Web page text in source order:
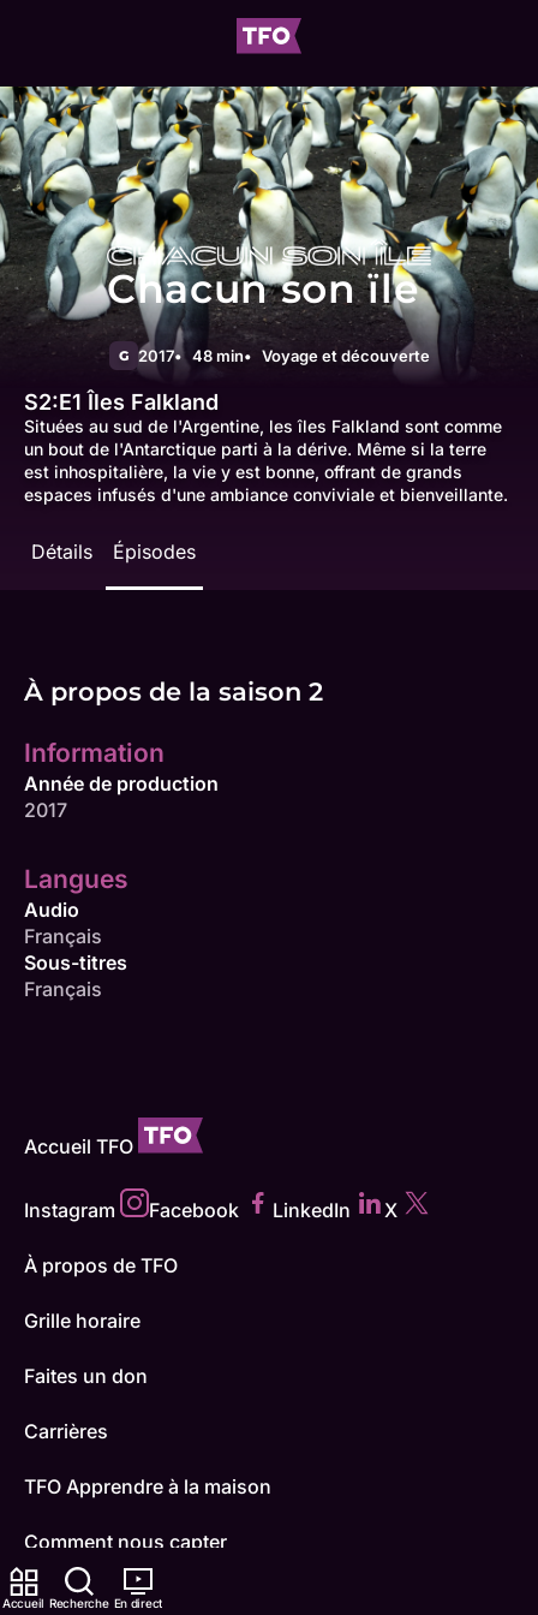
Accueil Recherche En direct
Chacun son ïle
G 2017 48 min Voyage et découverte
S2:E1 Îles Falkland
Situées au sud de l'Argentine, les îles Falkland sont comme
un bout de l'Antarctique parti à la dérive. Même si la terre
est inhospitalière, la vie y est bonne, offrant de grands
espaces infusés d'une ambiance conviviale et bienveillante.
Détails Épisodes
À propos de la saison 2
Information
Année de production
2017
Langues
Audio
Français
Sous-titres
Français
Accueil TFO
Instagram Facebook LinkedIn X
À propos de TFO
Grille horaire
Faites un don
Carrières
TFO Apprendre à la maison
Comment nous capter
Contactez-nous